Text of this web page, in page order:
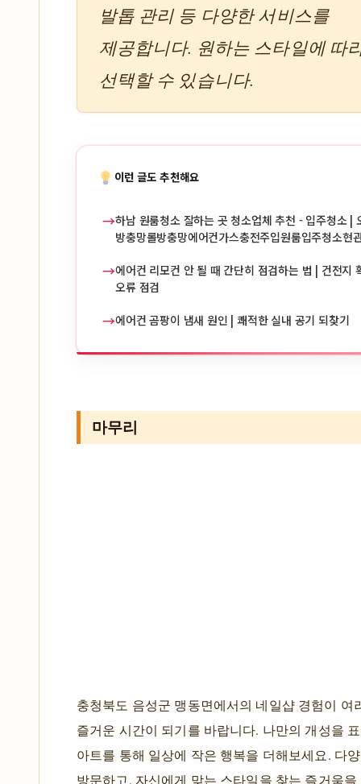
발톱 관리 등 다양한 서비스를
제공합니다. 원하는 스타일에 따
선택할 수 있습니다.
이런 글도 추천해요
→하남 원룸청소 잘하는 곳 청소업체 추천 - 입주청소 |
방충망롤방충망에어컨가스충전주입원룸입주청소현
→에어컨 리모컨 안 될 때 간단히 점검하는 법 | 건전지
오류 점검
→에어컨 곰팡이 냄새 원인 | 쾌적한 실내 공기 되찾기
마무리
충청북도 음성군 맹동면에서의 네일샵 경험이 여
즐거운 시간이 되기를 바랍니다. 나만의 개성을
아트를 통해 일상에 작은 행복을 더해보세요. 다
방문하고, 자신에게 맞는 스타일을 찾는 즐거움